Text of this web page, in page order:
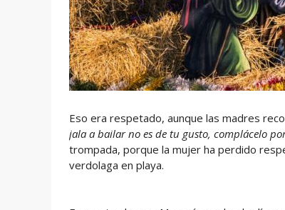
Eso era respetado, aunque las madres
jala a bailar no es de tu gusto, complácelo
trompada, porque la mujer ha perdido
verdolaga en playa.